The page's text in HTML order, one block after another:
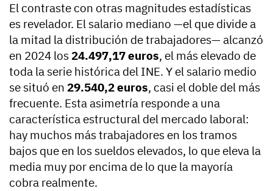
El contraste con otras magnitudes estadísticas
es revelador. El salario mediano —el que divide a
la mitad la distribución de trabajadores— alcanzó
en 2024 los 24.497,17 euros, el más elevado de
toda la serie histórica del INE. Y el salario medio
se situó en 29.540,2 euros, casi el doble del más
frecuente. Esta asimetría responde a una
característica estructural del mercado laboral:
hay muchos más trabajadores en los tramos
bajos que en los sueldos elevados, lo que eleva la
media muy por encima de lo que la mayoría
cobra realmente.